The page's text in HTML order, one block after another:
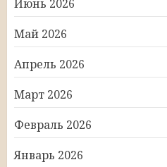
Июнь 2026
Май 2026
Апрель 2026
Март 2026
Февраль 2026
Январь 2026